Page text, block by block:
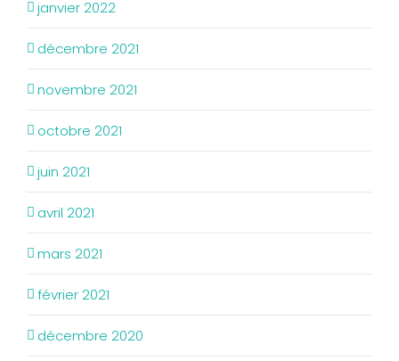
janvier 2022
décembre 2021
novembre 2021
octobre 2021
juin 2021
avril 2021
mars 2021
février 2021
décembre 2020